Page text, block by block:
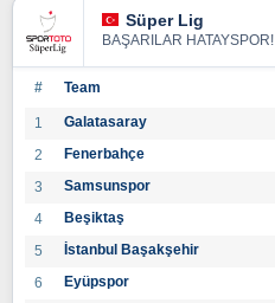
Süper Lig
BAŞARILAR HATAYSPOR!
# Team
1 Galatasaray
2
Fenerbahçe
3
Samsunspor
4
Beşiktaş
5
İstanbul Başakşehir
6
Eyüpspor